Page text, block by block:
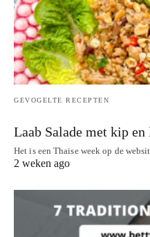
GEVOGELTE RECEPTEN
Laab Salade met kip en
Het is een Thaise week op de
2 weken ago